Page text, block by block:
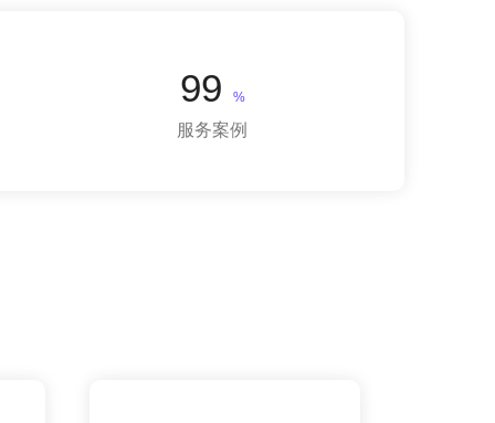
99 %
服务案例